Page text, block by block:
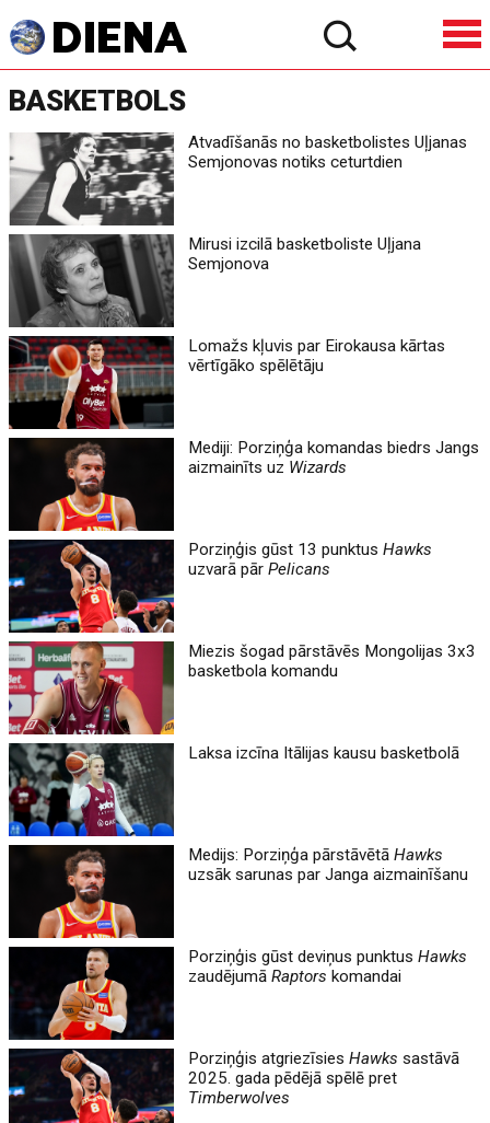
BASKETBOLS
Atvadīšanās no basketbolistes Uļjanas
Semjonovas notiks ceturtdien
Mirusi izcilā basketboliste Uļjana
Semjonova
Lomažs kļuvis par Eirokausa kārtas
vērtīgāko spēlētāju
Mediji: Porziņģa komandas biedrs Jangs
aizmainīts uz Wizards
Porziņģis gūst 13 punktusHawks
uzvarā pārPelicans
Miezis šogad pārstāvēs Mongolijas 3x3
basketbola komandu
Laksa izcīna Itālijas kausu basketbolā
Medijs: Porziņģa pārstāvētāHawks
uzsāk sarunas par Janga aizmainīšanu
Porziņģis gūst deviņus punktusHawks
zaudējumāRaptors komandai
Porziņģis atgriezīsiesHawks sastāvā
2025. gada pēdējā spēlē pret
Timberwolves